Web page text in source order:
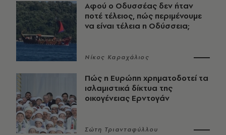
Αφού ο Οδυσσέας δεν ήταν
ποτέ τέλειος, πώς περιμένουμε
να είναι τέλεια η Οδύσσεια;
Νίκος Καραχάλιος
Πώς η Ευρώπη χρηματοδοτεί τα
ισλαμιστικά δίκτυα της
οικογένειας Ερντογάν
Σώτη Τριανταφύλλου